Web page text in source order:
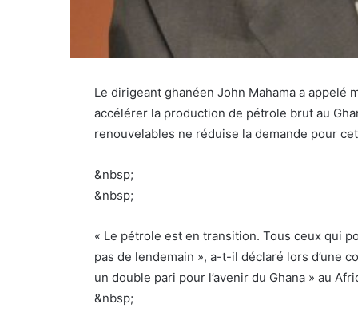
Le dirigeant ghanéen John Mahama a appelé
accélérer la production de pétrole brut au
renouvelables ne réduise la demande pour
&nbsp;
&nbsp;
« Le pétrole est en transition. Tous ceux qui
pas de lendemain », a-t-il déclaré lors d’une
un double pari pour l’avenir du Ghana » au
&nbsp;